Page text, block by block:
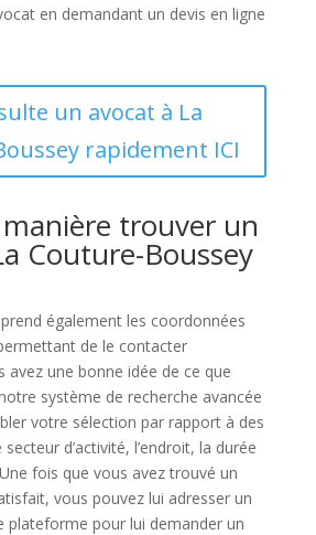
en demandant un devis en ligne
un avocat à La
rapidement ICI
trouver un
Couture-Boussey
également les coordonnées
de le contacter
avez une bonne idée de ce que
système de recherche avancée
votre sélection par rapport à des
d’activité, l’endroit, la durée
fois que vous avez trouvé un
vous pouvez lui adresser un
plateforme pour lui demander un